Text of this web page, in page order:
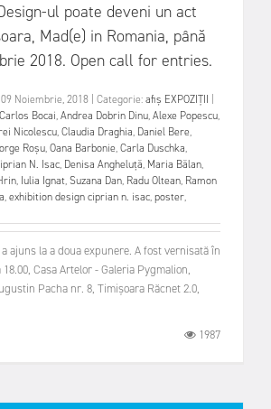
ul poate deveni un act
Mad(e) in Romania, până
2018. Open call for entries.
09 Noiembrie, 2018 Categorie:afiș EXPOZIȚII
Carlos Bocai,Andrea Dobrin Dinu,Alexe Popescu,
Nicolescu,Claudia Draghia, Daniel Bere,
Roșu,Oana Barbonie,Carla Duschka,
N. Isac, Denisa Angheluță, Maria Bălan,
, Iulia Ignat,Suzana Dan, Radu Oltean, Ramon
,exhibition design ciprian n. isac,poster,
ajuns la a doua expunere. A fost vernisată în
Casa Artelor - Galeria Pygmalion,
Pacha nr. 8, Timișoara Răcnet 2.0,
1987